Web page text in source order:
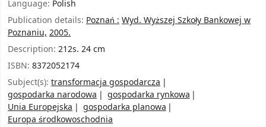
Language: Polish
Publication details: Poznań :Wyd. Wyższej Szkoły Bankowej w
Poznaniu,2005.
Description: 212s. 24 cm
ISBN: 8372052174
Subject(s): transformacja gospodarcza
gospodarka narodowa
gospodarka rynkowa
Unia Europejska
gospodarka planowa
Europa środkowoschodnia